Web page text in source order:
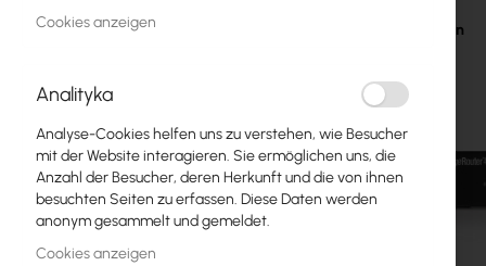
LAN-Router
MikroTik-Lizenzen
Überwachung, Smart Home IoT
Outdoor-WiFi-Geräte
Einzelheiten
Cookies anzeigen
Analityka
Analyse-Cookies helfen uns zu verstehen, wie Besucher
mit der Website interagieren. Sie ermöglichen uns, die
Anzahl der Besucher, deren Herkunft und die von ihnen
besuchten Seiten zu erfassen. Diese Daten werden
anonym gesammelt und gemeldet.
Cookies anzeigen